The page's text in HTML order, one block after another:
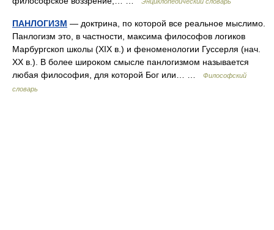
ПАНЛОГИЗМ — доктрина, по которой все реальное мыслимо.
Панлогизм это, в частности, максима философов логиков
Марбургскоп школы (XIX в.) и феноменологии Гуссерля (нач.
XX в.). В более широком смысле панлогизмом называется
любая философия, для которой Бог или… …
Философский
словарь